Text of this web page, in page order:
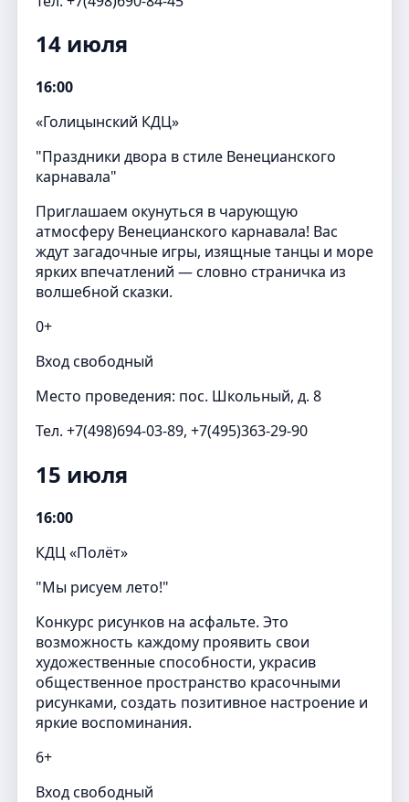
14 июля
16:00
«Голицынский КДЦ»
"Праздники двора в стиле Венецианского
карнавала"
Приглашаем окунуться в чарующую
атмосферу Венецианского карнавала! Вас
ждут загадочные игры, изящные танцы и море
ярких впечатлений — словно страничка из
волшебной сказки.
0+
Вход свободный
Место проведения: пос. Школьный, д. 8
Тел. +7(498)694-03-89, +7(495)363-29-90
15 июля
16:00
КДЦ «Полёт»
"Мы рисуем лето!"
Конкурс рисунков на асфальте. Это
возможность каждому проявить свои
художественные способности, украсив
общественное пространство красочными
рисунками, создать позитивное настроение и
яркие воспоминания.
6+
Вход свободный